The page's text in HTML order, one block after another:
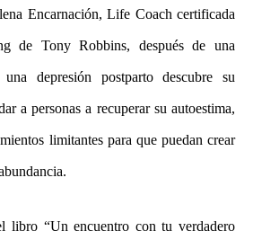
Encarnación, Life Coach certificada
de Tony Robbins, después de una
depresión postparto descubre su
a personas a recuperar su autoestima,
limitantes para que puedan crear
libro “Un encuentro con tu verdadero